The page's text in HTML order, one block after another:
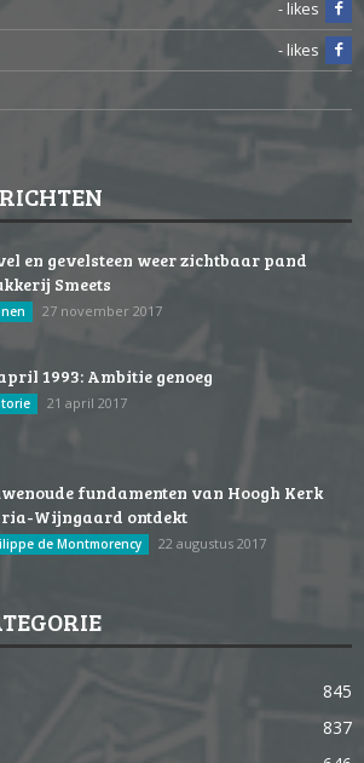
- likes
- likes
en gevelsteen weer zichtbaar pand
Smeets
27 november 2017
1993: Ambitie genoeg
21 april 2017
fundamenten van Hoogh Kerk
Wijngaard ontdekt
de Montmorency 22 augustus 2017
845
837